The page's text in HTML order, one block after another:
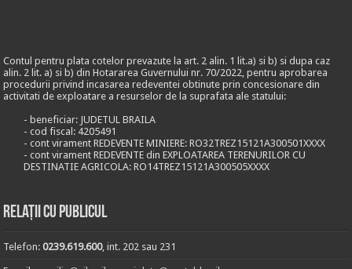
Contul pentru plata cotelor prevazute la art. 2 alin. 1 lit.a) si b) si dupa caz
alin. 2 lit. a) si b) din Hotararea Guvernului nr. 70/2022, pentru aprobarea
procedurii privind incasarea redeventei obtinute prin concesionare din
activitati de exploatare a resurselor de la suprafata ale statului:
- beneficiar: JUDETUL BRAILA
- cod fiscal: 4205491
- cont virament REDEVENTE MINIERE: RO32TREZ15121A300501XXXX
- cont virament REDEVENTE din EXPLOATAREA TERENURILOR CU
DESTINATIE AGRICOLA: RO14TREZ15121A300505XXXX
Relații cu publicul
Telefon:0239.619.600, int. 202 sau 231